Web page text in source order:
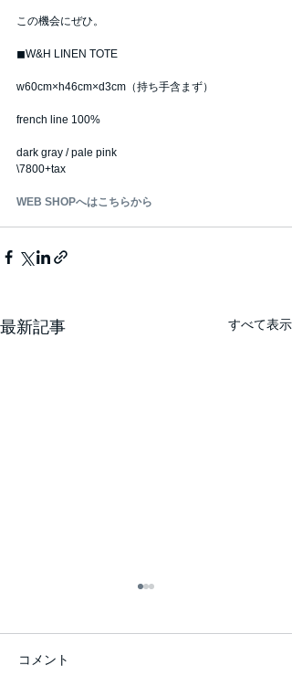
この機会にぜひ。
◼︎W&H LINEN TOTE
w60cm×h46cm×d3cm（持ち手含まず）
french line 100%
dark gray / pale pink
\7800+tax
WEB SHOPへはこちらから
最新記事 すべて表示
コメント